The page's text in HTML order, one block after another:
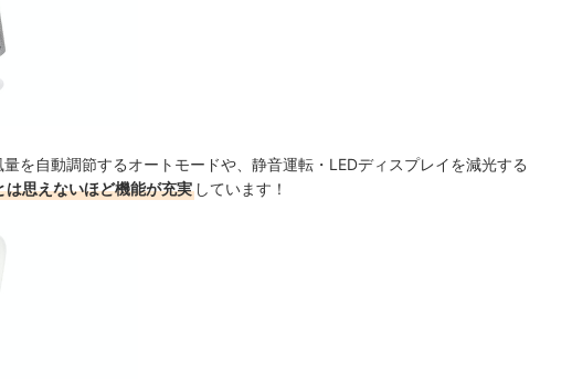
を自動調節するオートモードや、静音運転・LEDディスプレイを減光する
は思えないほど機能が充実 しています！